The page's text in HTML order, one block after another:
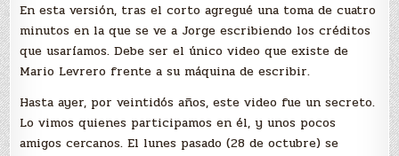
En esta versión, tras el corto agregué una toma de cuatro
minutos en la que se ve a Jorge escribiendo los créditos
que usaríamos. Debe ser el único video que existe de
Mario Levrero frente a su máquina de escribir.
Hasta ayer, por veintidós años, este video fue un secreto.
Lo vimos quienes participamos en él, y unos pocos
amigos cercanos. El lunes pasado (28 de octubre) se